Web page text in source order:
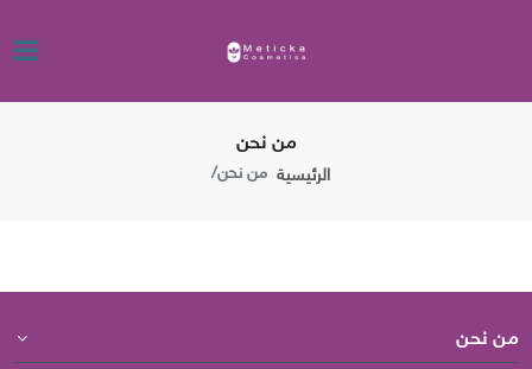
من نحن
الرئيسية من نحن
من نحن